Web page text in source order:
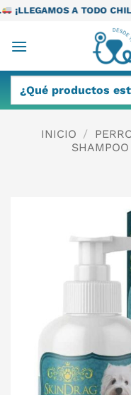
Saltar
contenido
TODO CHILE! Despacho de
por:
INICIO /